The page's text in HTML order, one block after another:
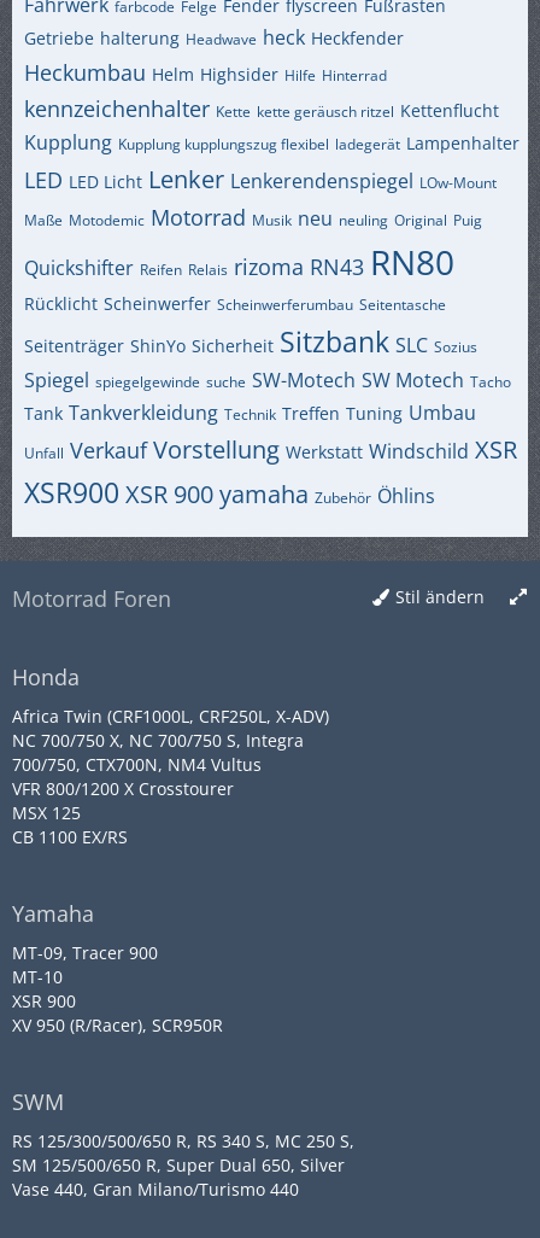
farbcode Felge Fender flyscreen Fußrasten
Getriebe halterung Headwave heck Heckfender
Heckumbau Helm Highsider Hilfe Hinterrad
kennzeichenhalter Kette kette geräusch ritzel Kettenflucht
Kupplung Kupplung kupplungszug flexibel ladegerät Lampenhalter
LED LED Licht Lenker Lenkerendenspiegel LOw-Mount
Maße Motodemic Motorrad Musik neu neuling Original Puig
Quickshifter Reifen Relais rizoma RN43 RN80
Rücklicht Scheinwerfer Scheinwerferumbau Seitentasche
Seitenträger ShinYo Sicherheit Sitzbank SLC Sozius
Spiegel spiegelgewinde suche SW-Motech SW Motech Tacho
Tank Tankverkleidung Technik Treffen Tuning Umbau
Unfall Verkauf Vorstellung Werkstatt Windschild XSR
XSR900 XSR 900yamaha Zubehör Öhlins
Stil ändern
Motorrad Foren
Honda
Africa Twin (CRF1000L, CRF250L, X-ADV)
NC 700/750 X, NC 700/750 S, Integra
700/750, CTX700N, NM4 Vultus
VFR 800/1200 X Crosstourer
MSX 125
CB 1100 EX/RS
Yamaha
MT-09, Tracer 900
MT-10
XSR 900
XV 950 (R/Racer), SCR950R
SWM
RS 125/300/500/650 R, RS 340 S, MC 250 S,
SM 125/500/650 R, Super Dual 650, Silver
Vase 440, Gran Milano/Turismo 440